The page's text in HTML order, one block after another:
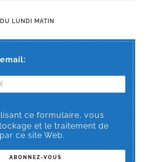
LUNDI MATIN
ce formulaire, vous
et le traitement de
ce site Web.